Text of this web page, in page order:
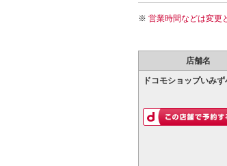
営業時間などは変更
店舗名
ドコモショップいみ